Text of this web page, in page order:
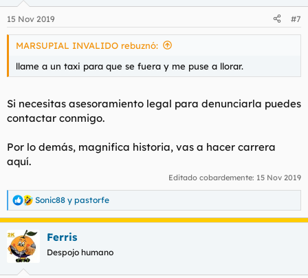
e
s
15 Nov 2019 #7
MARSUPIAL INVALIDO rebuznó:
llame a un taxi para que se fuera y me puse a llorar.
Si necesitas asesoramiento legal para denunciarla puedes
contactar conmigo.
Por lo demás, magnifica historia, vas a hacer carrera
aquí.
Editado cobardemente: 15 Nov 2019
R
e
a
c
c
Sonic88 y pastorfe
Ferris
Despojo humano